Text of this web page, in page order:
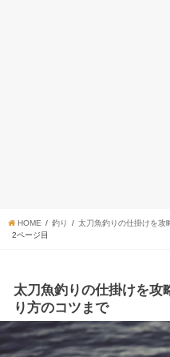
HOME 釣り
太刀魚釣りの仕掛けを攻
2ページ目
太刀魚釣りの仕掛けを攻
り方のコツまで